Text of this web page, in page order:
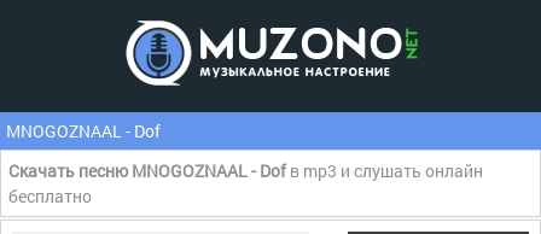
MNOGOZNAAL - Dof
Скачать песню MNOGOZNAAL - Dofв mp3 и слушать онлайн
бесплатно